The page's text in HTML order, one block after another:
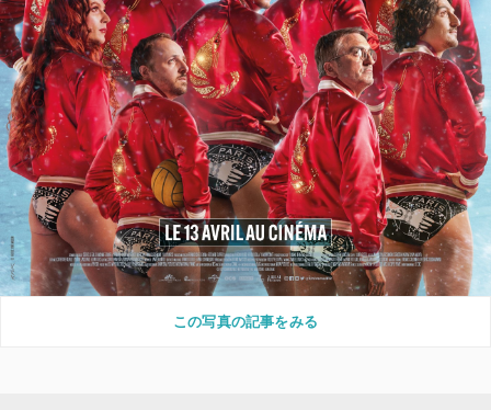
この写真の記事をみる